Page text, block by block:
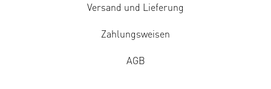
Versand und Lieferung
Zahlungsweisen
AGB